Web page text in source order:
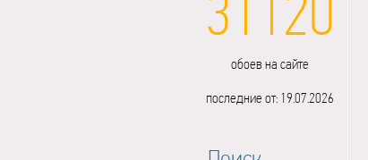
обоев на сайте
последние от: 19.07.2026